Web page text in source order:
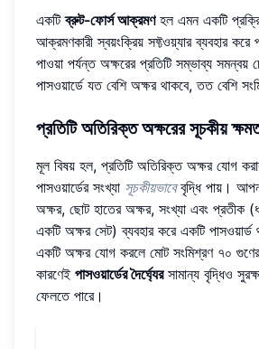
একটিব্রুট-ফোর্স আক্রমণহল এমন একটি
আক্রমণকারী স্বয়ংক্রিয় সফ্টওয়্যার ব্যবহার করে
পাওয়া পর্যন্ত অক্ষরের প্রতিটি সম্ভাব্য সমন্বয়
পাসওয়ার্ডে যত বেশি অক্ষর থাকবে, তত বেশি
প্রতিটি অতিরিক্ত অক্ষরের সূচকীয়
মূল বিষয় হল, প্রতিটি অতিরিক্ত অক্ষর যোগ
পাসওয়ার্ডের সংখ্যা সূচকীয়ভাবেবৃদ্ধি পায়।
অক্ষর, ছোট হাতের অক্ষর, সংখ্যা এবং প্রতীক
একটি অক্ষর সেট) ব্যবহার করে একটি
একটি অক্ষর যোগ করলে মোট সংমিশ্রণ ৭০
কারণেই পাসওয়ার্ডের দৈর্ঘ্যেরসামান্য বৃদ্ধিও
ফেলতে পারে।